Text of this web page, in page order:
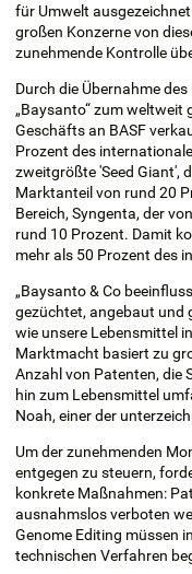
für Umwelt
großen Konzerne von
zunehmende Kontrolle
Durch die Übernahme
„Baysanto“ zum weltweit
Geschäfts an BASF
Prozent des
zweitgrößte 'Seed Giant',
Marktanteil von rund 20
Bereich, Syngenta, der
rund 10 Prozent. Damit
mehr als 50 Prozent des
„Baysanto & Co
gezüchtet, angebaut und
wie unsere Lebensmittel
Marktmacht basiert zu
Anzahl von Patenten, die
hin zum Lebensmittel
Noah, einer der
Um der zunehmenden
entgegen zu steuern,
konkrete Maßnahmen:
ausnahmslos verboten
Genome Editing müssen
technischen Verfahren